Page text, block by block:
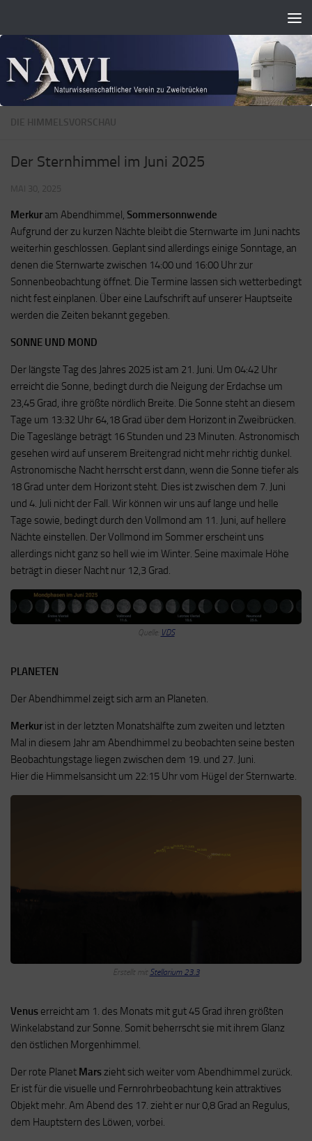
DIE HIMMELSVORSCHAU
Der Sternhimmel im Juni 2025
MAI 30, 2025
Merkuram Abendhimmel, Sommersonnwende
Aufgrund der zu kurzen Nächte bleibt die Sternwarte im Juni nachts
weiterhin geschlossen. Geplant sind allerdings einige Sonntage, an
denen die Sternwarte zwischen 14:00 und 16:00 Uhr zur
Sonnenbeobachtung öffnet. Die Termine lassen sich wetterbedingt
nicht fest einplanen. Über eine Laufschrift auf unserer Hauptseite
werden die Zeiten bekannt gegeben.
SONNE UND MOND
Der längste Tag des Jahres 2025 ist am 21. Juni. Um 04:42 Uhr
erreicht die Sonne, bedingt durch die Neigung der Erdachse um
23,45 Grad, ihre größte nördlich Breite. Die Sonne steht an diesem
Tage um 13:32 Uhr 64,18 Grad über dem Horizont in Zweibrücken.
Die Tageslänge beträgt 16 Stunden und 23 Minuten. Astronomisch
gesehen wird auf unserem Breitengrad nicht mehr richtig dunkel.
Astronomische Nacht herrscht erst dann, wenn die Sonne tiefer als
18 Grad unter dem Horizont steht. Dies ist zwischen dem 7. Juni
und 4. Juli nicht der Fall. Wir können wir uns auf lange und helle
Tage sowie, bedingt durch den Vollmond am 11. Juni, auf hellere
Nächte einstellen. Der Vollmond im Sommer erscheint uns
allerdings nicht ganz so hell wie im Winter. Seine maximale Höhe
beträgt in dieser Nacht nur 12,3 Grad.
Quelle: VDS
PLANETEN
Der Abendhimmel zeigt sich arm an Planeten.
Merkur ist in der letzten Monatshälfte zum zweiten und letzten
Mal in diesem Jahr am Abendhimmel zu beobachten seine besten
Beobachtungstage liegen zwischen dem 19. und 27. Juni.
Hier die Himmelsansicht um 22:15 Uhr vom Hügel der Sternwarte.
Erstellt mit Stellarium 23.3
Venus erreicht am 1. des Monats mit gut 45 Grad ihren größten
Winkelabstand zur Sonne. Somit beherrscht sie mit ihrem Glanz
den östlichen Morgenhimmel.
Der rote Planet Marszieht sich weiter vom Abendhimmel zurück.
Er ist für die visuelle und Fernrohrbeobachtung kein attraktives
Objekt mehr. Am Abend des 17. zieht er nur 0,8 Grad an Regulus,
dem Hauptstern des Löwen, vorbei.